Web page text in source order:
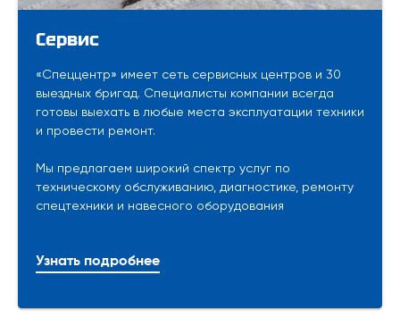
Сервис
«Спеццентр» имеет сеть сервисных центров и 30
выездных бригад. Специалисты компании всегда
готовы выехать в любые места эксплуатации техники
и провести ремонт.
Мы предлагаем широкий спектр услуг по
техническому обслуживанию, диагностике, ремонту
спецтехники и навесного оборудования
Узнать подробнее